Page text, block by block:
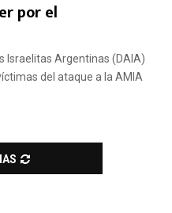
por el
Israelitas Argentinas (DAIA)
del ataque a la AMIA